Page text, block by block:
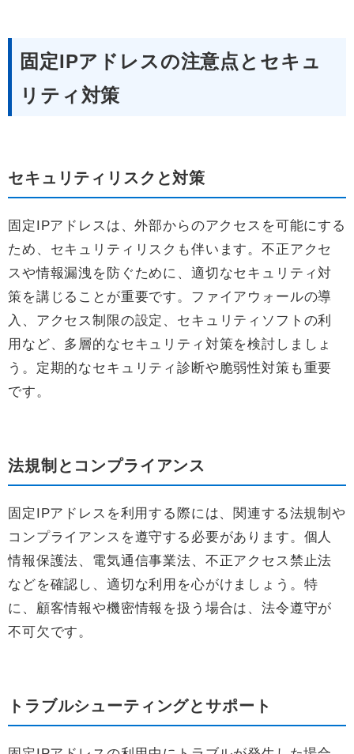
固定IPアドレスの注意点とセキュ
リティ対策
セキュリティリスクと対策
固定IPアドレスは、外部からのアクセスを可能にする
ため、セキュリティリスクも伴います。不正アクセ
スや情報漏洩を防ぐために、適切なセキュリティ対
策を講じることが重要です。ファイアウォールの導
入、アクセス制限の設定、セキュリティソフトの利
用など、多層的なセキュリティ対策を検討しましょ
う。定期的なセキュリティ診断や脆弱性対策も重要
です。
法規制とコンプライアンス
固定IPアドレスを利用する際には、関連する法規制や
コンプライアンスを遵守する必要があります。個人
情報保護法、電気通信事業法、不正アクセス禁止法
などを確認し、適切な利用を心がけましょう。特
に、顧客情報や機密情報を扱う場合は、法令遵守が
不可欠です。
トラブルシューティングとサポート